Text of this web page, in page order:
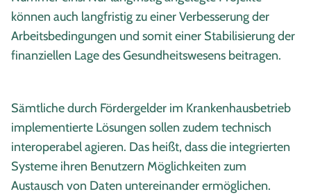
können auch langfristig zu einer Verbesserung der
Arbeitsbedingungen und somit einer Stabilisierung der
finanziellen Lage des Gesundheitswesens beitragen.
Sämtliche durch Fördergelder im Krankenhausbetrieb
implementierte Lösungen sollen zudem technisch
interoperabel agieren. Das heißt, dass die integrierten
Systeme ihren Benutzern Möglichkeiten zum
Austausch von Daten untereinander ermöglichen.